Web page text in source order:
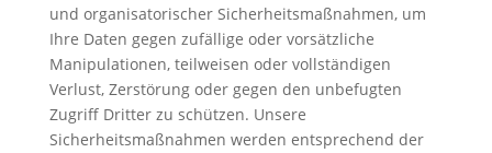
und organisatorischer Sicherheitsmaßnahmen, um
Ihre Daten gegen zufällige oder vorsätzliche
Manipulationen, teilweisen oder vollständigen
Verlust, Zerstörung oder gegen den unbefugten
Zugriff Dritter zu schützen. Unsere
Sicherheitsmaßnahmen werden entsprechend der